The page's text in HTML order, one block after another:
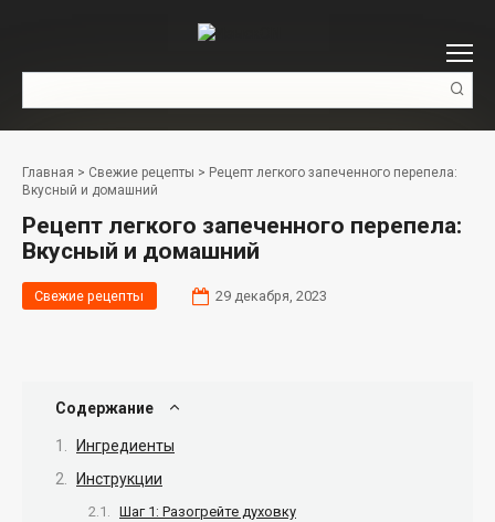
Главная > Свежие рецепты > Рецепт легкого запеченного перепела:
Вкусный и домашний
Рецепт легкого запеченного перепела:
Вкусный и домашний
Свежие рецепты 29 декабря, 2023
Содержание
Ингредиенты
Инструкции
Шаг 1: Разогрейте духовку